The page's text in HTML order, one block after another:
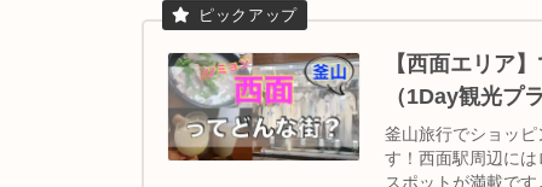
【西面エリア
（1Day観光プ
釜山旅行でショッ
す！西面駅周辺に
スポットが満載で